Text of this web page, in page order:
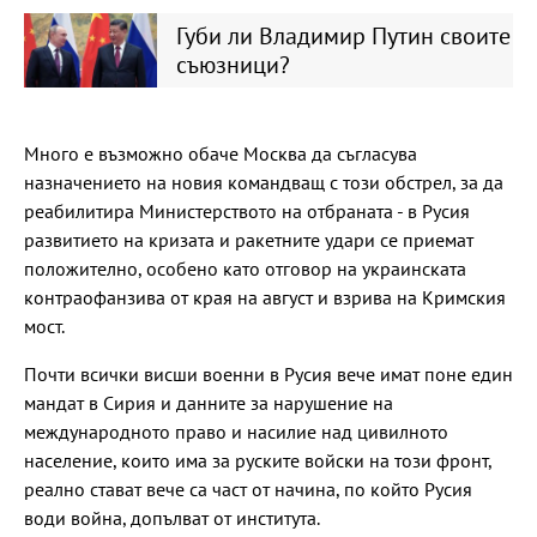
Губи ли Владимир Путин своите
съюзници?
Много е възможно обаче Москва да съгласува
назначението на новия командващ с този обстрел, за да
реабилитира Министерството на отбраната - в Русия
развитието на кризата и ракетните удари се приемат
положително, особено като отговор на украинската
контраофанзива от края на август и взрива на Кримския
мост.
Почти всички висши военни в Русия вече имат поне един
мандат в Сирия и данните за нарушение на
международното право и насилие над цивилното
население, които има за руските войски на този фронт,
реално стават вече са част от начина, по който Русия
води война, допълват от института.